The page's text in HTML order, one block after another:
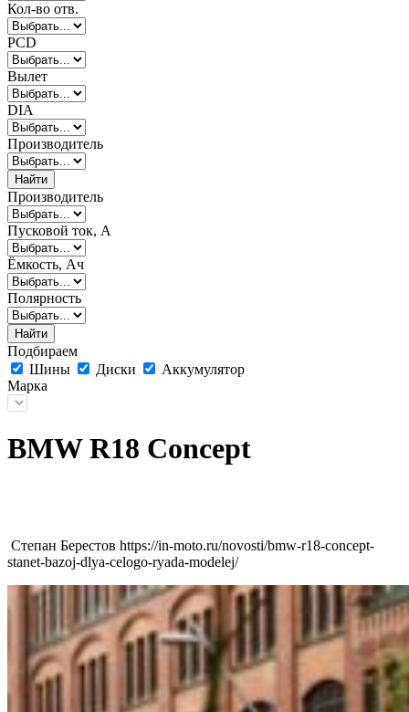
Кол-во отв.
PCD
Вылет
DIA
Производитель
Найти
Производитель
Пусковой ток, А
Ёмкость, Ач
Полярность
Найти
Подбираем
Шины
Диски
Аккумулятор
Марка
BMW R18 Concept
Степан Берестов https://in-moto.ru/novosti/bmw-r18-concept-
stanet-bazoj-dlya-celogo-ryada-modelej/